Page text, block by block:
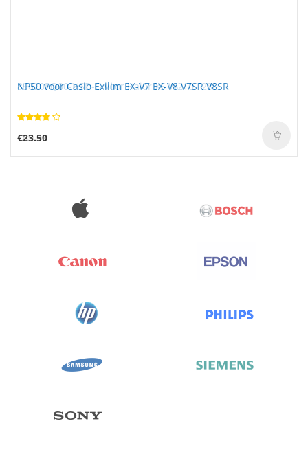
NP50 voor Casio Exilim EX-V7 EX-V8 V7SR V8SR
€23.50